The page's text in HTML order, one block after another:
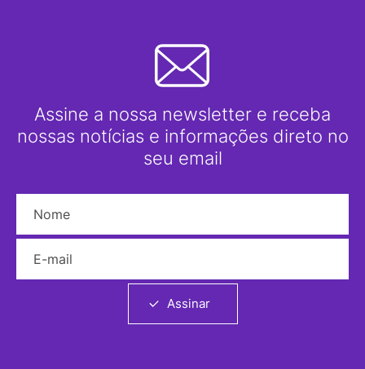
Assine a nossa newsletter e receba
nossas notícias e informações direto no
seu email
Assinar